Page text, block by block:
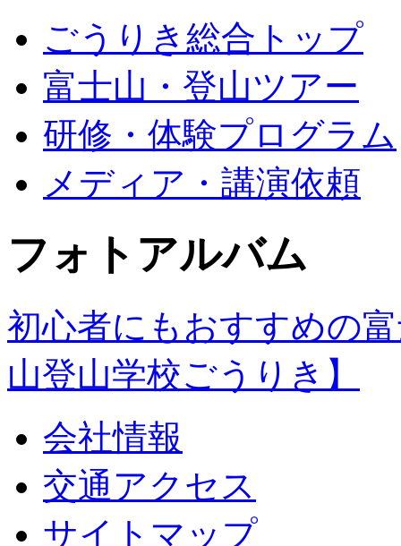
ごうりき総合トップ
富士山・登山ツアー
研修・体験プログラム
メディア・講演依頼
フォトアルバム
初心者にもおすすめの
山登山学校ごうりき】
会社情報
交通アクセス
サイトマップ